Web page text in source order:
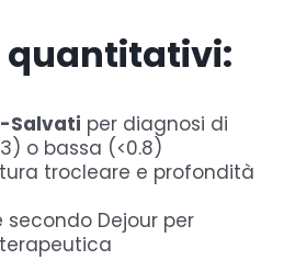
quantitativi:
Salvati per diagnosi di
o bassa (<0.8)
trocleare e profondità
secondo Dejour per